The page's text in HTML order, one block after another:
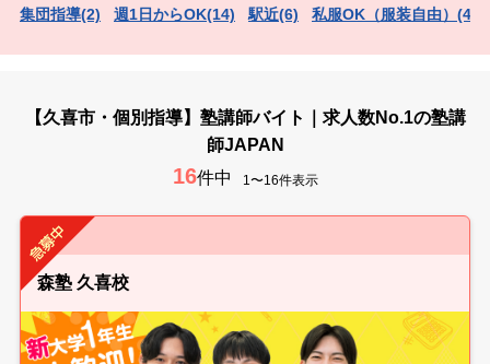
集団指導(2)
週1日からOK(14) 駅近(6) 私服OK（服装自由）(4)
【久喜市・個別指導】塾講師バイト｜求人数No.1の塾講
師JAPAN
16件中 1〜16件表示
森塾 久喜校